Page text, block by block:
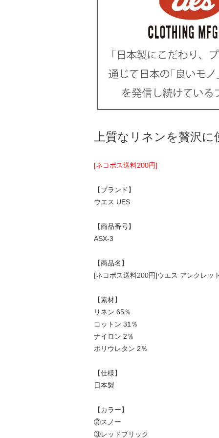
上質なリネンを贅沢
[ネコポス送料200円]
【ブランド】
ウエス UES
【商品番号】
ASX-3
【商品名】
[ネコポス送料200円]ウエス アンクレッ
【素材】
リネン 65％
コットン 31％
ナイロン 2％
ポリウレタン 2％
【仕様】
日本製
【カラー】
②スノー
③レッドブリック